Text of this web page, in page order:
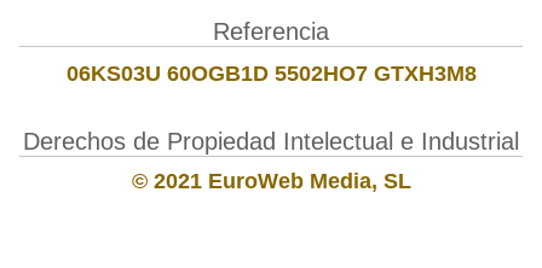
Referencia
06KS03U 60OGB1D 5502HO7 GTXH3M8
Derechos de Propiedad Intelectual e Industrial
© 2021 EuroWeb Media, SL